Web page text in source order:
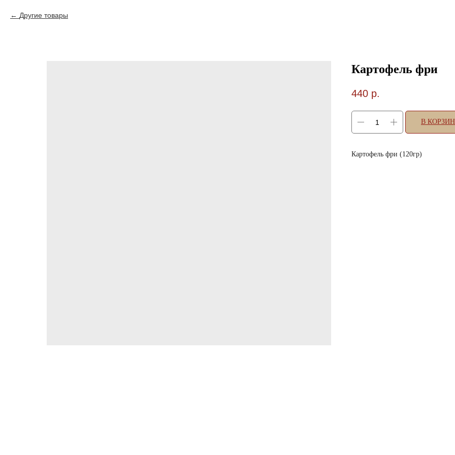
Другие товары
Картофель фри
440 р.
В
Картофель фри (120гр)